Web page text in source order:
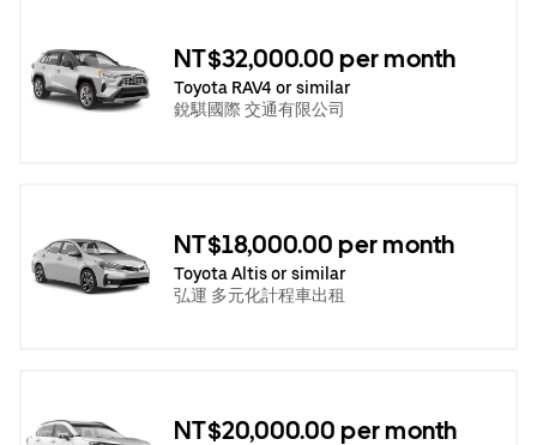
NT$32,000.00 per month
Toyota RAV4 or similar
銳騏國際 交通有限公司
NT$18,000.00 per month
Toyota Altis or similar
弘運 多元化計程車出租
NT$20,000.00 per month